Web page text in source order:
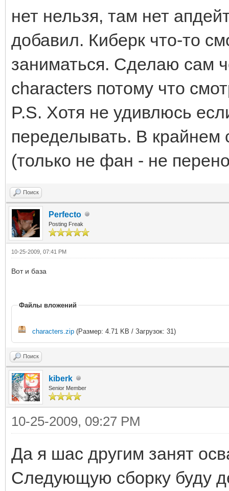
нет нельзя, там нет
добавил. Киберк что-то
заниматься. Сделаю сам
characters потому что
P.S. Хотя не удивлюсь
переделывать. В крайнем
(только не фан - не
Поиск
Perfecto
Posting Freak
10-25-2009, 07:41 PM
Вот и база
Файлы вложений
characters.zip (Размер: 4.71 KB / Загрузок: 31)
Поиск
kiberk
Senior Member
10-25-2009, 09:27 PM
Да я шас другим занят
Следующую сборку буду